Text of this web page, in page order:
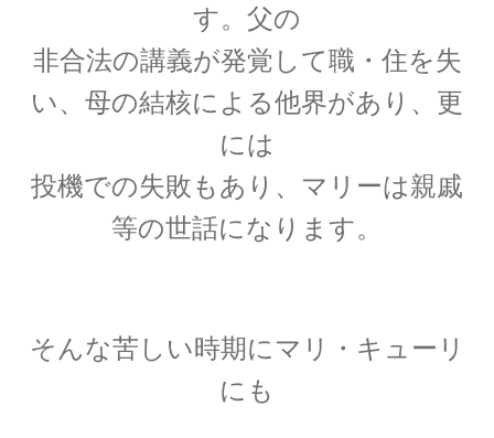
A・A・マイケルソン
【稀代の実験｜エーテルを想定した
干渉実験を実施】
察】
す。父の
非合法の講義が発覚して職・住を失
い、母の結核による他界があり、更
には
投機での失敗もあり、 マリーは親戚
等の世話になります。
そんな苦しい時期にマリ・キューリ
にも